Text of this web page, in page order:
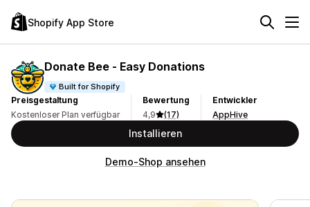
Shopify App Store
Donate Bee ‑ Easy Donations
Built for Shopify
Preisgestaltung
Kostenloser Plan verfügbar
Bewertung
4,9
(17)
Entwickler
AppHive
Installieren
Demo-Shop ansehen